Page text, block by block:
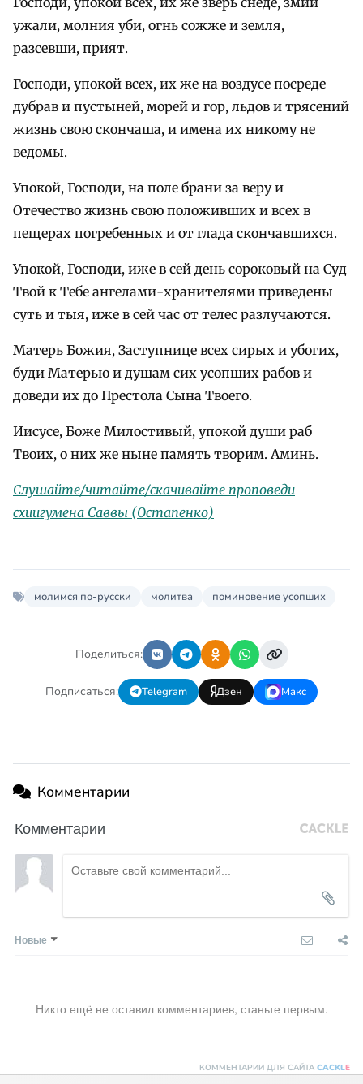
ужали, молния уби, огнь сожже и земля,
разсевши, прият.
Господи, упокой всех, их же на воздусе посреде
дубрав и пустыней, морей и гор, льдов и трясений
жизнь свою скончаша, и имена их никому не
ведомы.
Упокой, Господи, на поле брани за веру и
Отечество жизнь свою положивших и всех в
пещерах погребенных и от глада скончавшихся.
Упокой, Господи, иже в сей день сороковый на Суд
Твой к Тебе ангелами-хранителями приведены
суть и тыя, иже в сей час от телес разлучаются.
Матерь Божия, Заступнице всех сирых и убогих,
буди Матерью и душам сих усопших рабов и
доведи их до Престола Сына Твоего.
Иисусе, Боже Милостивый, упокой души раб
Твоих, о них же ныне память творим. Аминь.
Слушайте/читайте/скачивайте проповеди
схиигумена Саввы (Остапенко)
молимся по-русски молитва поминовение усопших
Поделиться:
Подписаться: Telegram Дзен Макс
Комментарии
Комментарии
Новые
Никто ещё не оставил комментариев, станьте первым.
КОММЕНТАРИИ ДЛЯ САЙТА CACKLE